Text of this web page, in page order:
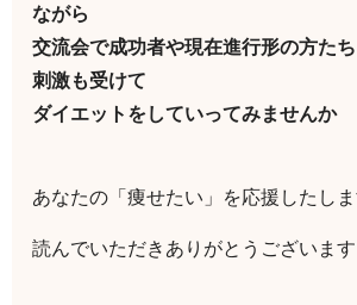
ながら
交流会で成功者や現在進行形の方た
刺激も受けて
ダイエットをしていってみませんか
あなたの「痩せたい」を応援したし
読んでいただきありがとうございます